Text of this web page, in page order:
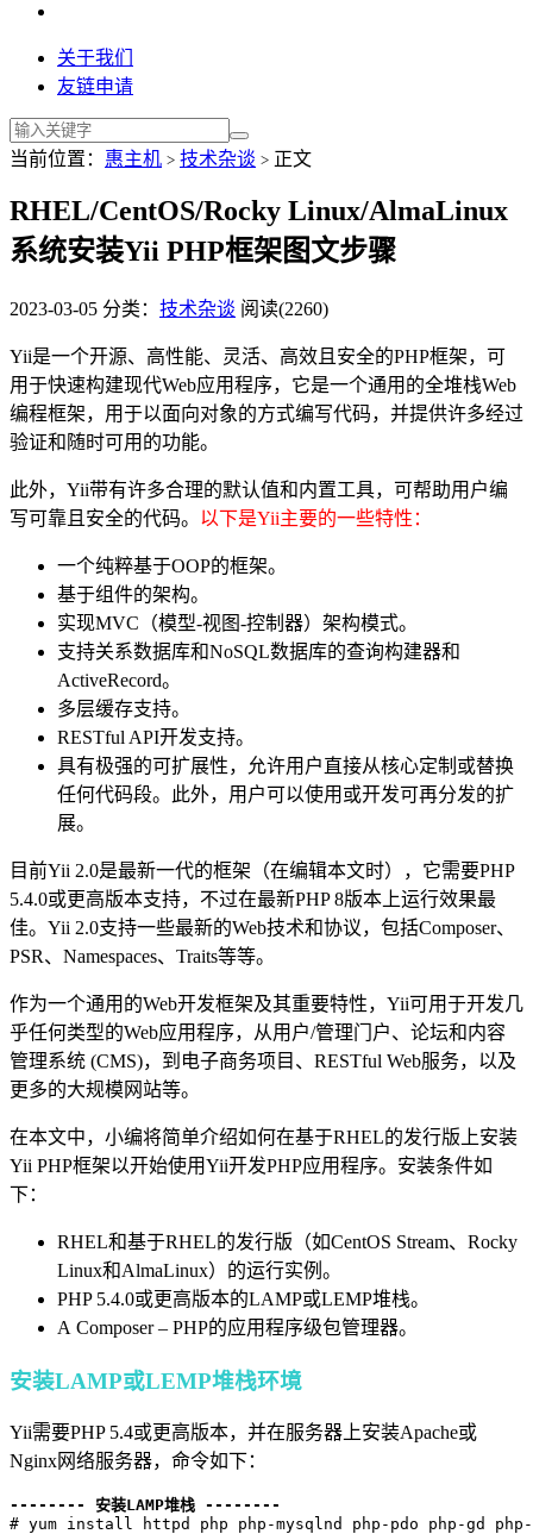
关于我们
友链申请
当前位置： 惠主机 > 技术杂谈 > 正文
RHEL/CentOS/Rocky Linux/AlmaLinux
系统安装Yii PHP框架图文步骤
2023-03-05 分类： 技术杂谈 阅读(2260)
Yii是一个开源、高性能、灵活、高效且安全的PHP框架，可
用于快速构建现代Web应用程序，它是一个通用的全堆栈Web
编程框架，用于以面向对象的方式编写代码，并提供许多经过
验证和随时可用的功能。
此外，Yii带有许多合理的默认值和内置工具，可帮助用户编
写可靠且安全的代码。 以下是Yii主要的一些特性：
一个纯粹基于OOP的框架。
基于组件的架构。
实现MVC（模型-视图-控制器）架构模式。
支持关系数据库和NoSQL数据库的查询构建器和
ActiveRecord。
多层缓存支持。
RESTful API开发支持。
具有极强的可扩展性，允许用户直接从核心定制或替换
任何代码段。此外，用户可以使用或开发可再分发的扩
展。
目前Yii 2.0是最新一代的框架（在编辑本文时），它需要PHP
5.4.0或更高版本支持，不过在最新PHP 8版本上运行效果最
佳。Yii 2.0支持一些最新的Web技术和协议，包括Composer、
PSR、Namespaces、Traits等等。
作为一个通用的Web开发框架及其重要特性，Yii可用于开发几
乎任何类型的Web应用程序，从用户/管理门户、论坛和内容
管理系统 (CMS)，到电子商务项目、RESTful Web服务，以及
更多的大规模网站等。
在本文中，小编将简单介绍如何在基于RHEL的发行版上安装
Yii PHP框架以开始使用Yii开发PHP应用程序。安装条件如
下：
RHEL和基于RHEL的发行版（如CentOS Stream、Rocky
Linux和​​AlmaLinux）的运行实例。
PHP 5.4.0或更高版本的LAMP或LEMP堆栈。
A Composer – PHP的应用程序级包管理器。
安装LAMP或LEMP堆栈环境
Yii需要PHP 5.4或更高版本，并在服务器上安装Apache或
Nginx网络服务器，命令如下：
-------- 安装LAMP堆栈 --------